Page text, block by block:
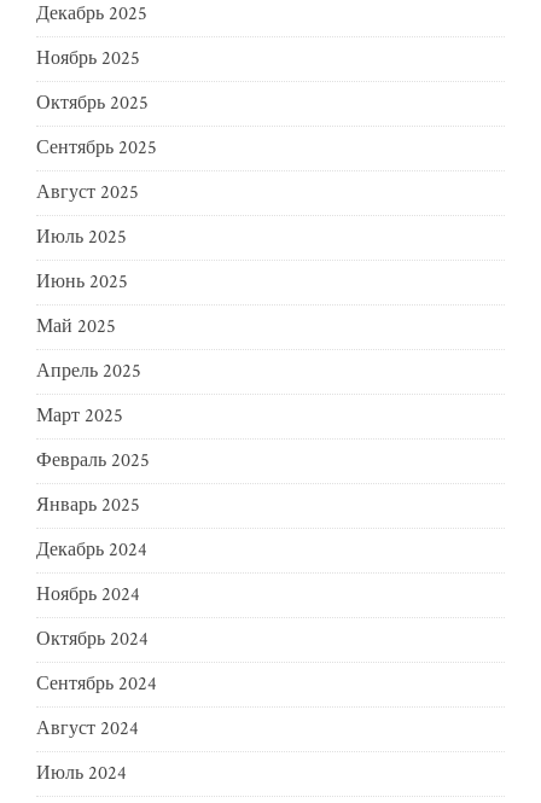
Декабрь 2025
Ноябрь 2025
Октябрь 2025
Сентябрь 2025
Август 2025
Июль 2025
Июнь 2025
Май 2025
Апрель 2025
Март 2025
Февраль 2025
Январь 2025
Декабрь 2024
Ноябрь 2024
Октябрь 2024
Сентябрь 2024
Август 2024
Июль 2024